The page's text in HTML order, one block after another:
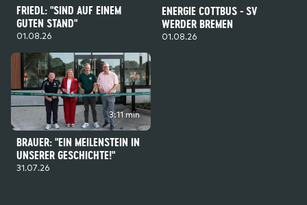
FRIEDL: "SIND AUF EINEM
GUTEN STAND"
01.08.26
ENERGIE COTTBUS - SV
WERDER BREMEN
01.08.26
3:11 min
BRAUER: "EIN MEILENSTEIN IN
UNSERER GESCHICHTE!"
31.07.26